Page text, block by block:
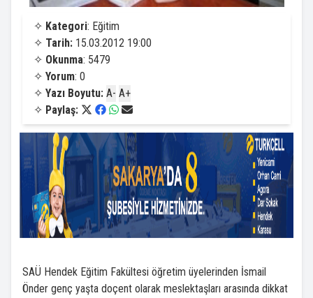
✧ Kategori: Eğitim
✧ Tarih: 15.03.2012 19:00
✧ Okunma: 5479
✧ Yorum: 0
✧ Yazı Boyutu: A- A+
✧ Paylaş:
SAÜ Hendek Eğitim Fakültesi öğretim üyelerinden İsmail
Önder genç yaşta doçent olarak meslektaşları arasında dikkat